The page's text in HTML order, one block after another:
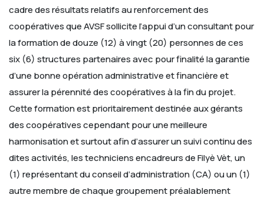
cadre des résultats relatifs au renforcement des
coopératives que AVSF sollicite l’appui d’un consultant pour
la formation de douze (12) à vingt (20) personnes de ces
six (6) structures partenaires avec pour finalité la garantie
d’une bonne opération administrative et financière et
assurer la pérennité des coopératives à la fin du projet.
Cette formation est prioritairement destinée aux gérants
des coopératives cependant pour une meilleure
harmonisation et surtout afin d’assurer un suivi continu des
dites activités, les techniciens encadreurs de Filyè Vèt, un
(1) représentant du conseil d’administration (CA) ou un (1)
autre membre de chaque groupement préalablement